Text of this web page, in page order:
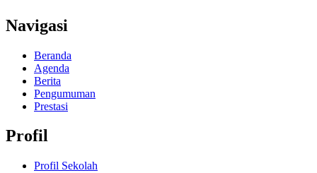
Navigasi
Beranda
Agenda
Berita
Pengumuman
Prestasi
Profil
Profil Sekolah